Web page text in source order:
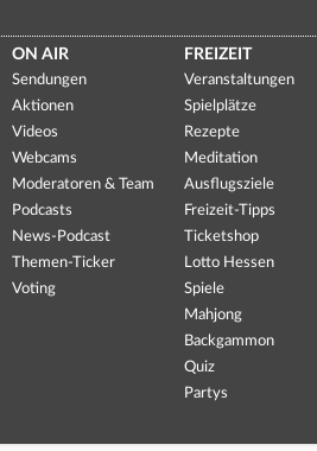
ON AIR
Sendungen
Aktionen
Videos
Webcams
Moderatoren & Team
Podcasts
News-Podcast
Themen-Ticker
Voting
FREIZEIT
Veranstaltungen
Spielplätze
Rezepte
Meditation
Ausflugsziele
Freizeit-Tipps
Ticketshop
Lotto Hessen
Spiele
Mahjong
Backgammon
Quiz
Partys